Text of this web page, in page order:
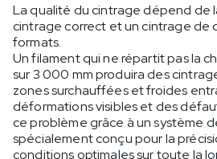
La qualité du cintrage dépend de
cintrage correct et un cintrage de
formats.
Un filament qui ne répartit pas la
sur 3 000 mm produira des
zones surchauffées et froides
déformations visibles et des
ce problème grâce à un système
spécialement conçu pour la
conditions optimales sur toute la